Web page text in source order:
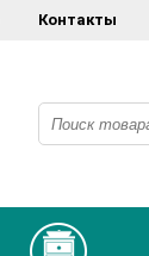
Контакты